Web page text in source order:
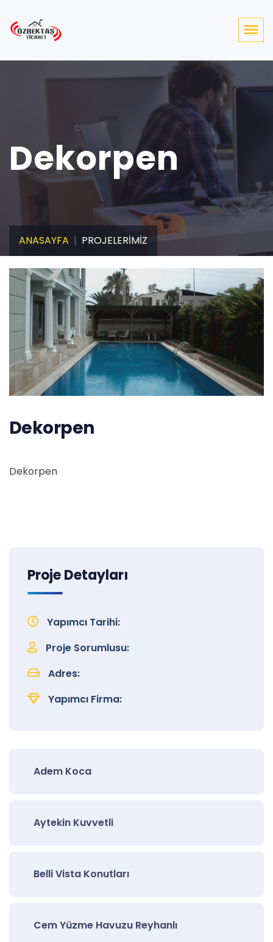
Dekorpen
ANASAYFA PROJELERİMİZ
Dekorpen
Dekorpen
Proje Detayları
Yapımcı Tarihi:
Proje Sorumlusu:
Adres:
Yapımcı Firma:
Adem Koca
Aytekin Kuvvetli
Belli Vista Konutları
Cem Yüzme Havuzu Reyhanlı